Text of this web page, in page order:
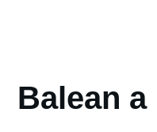
Balean